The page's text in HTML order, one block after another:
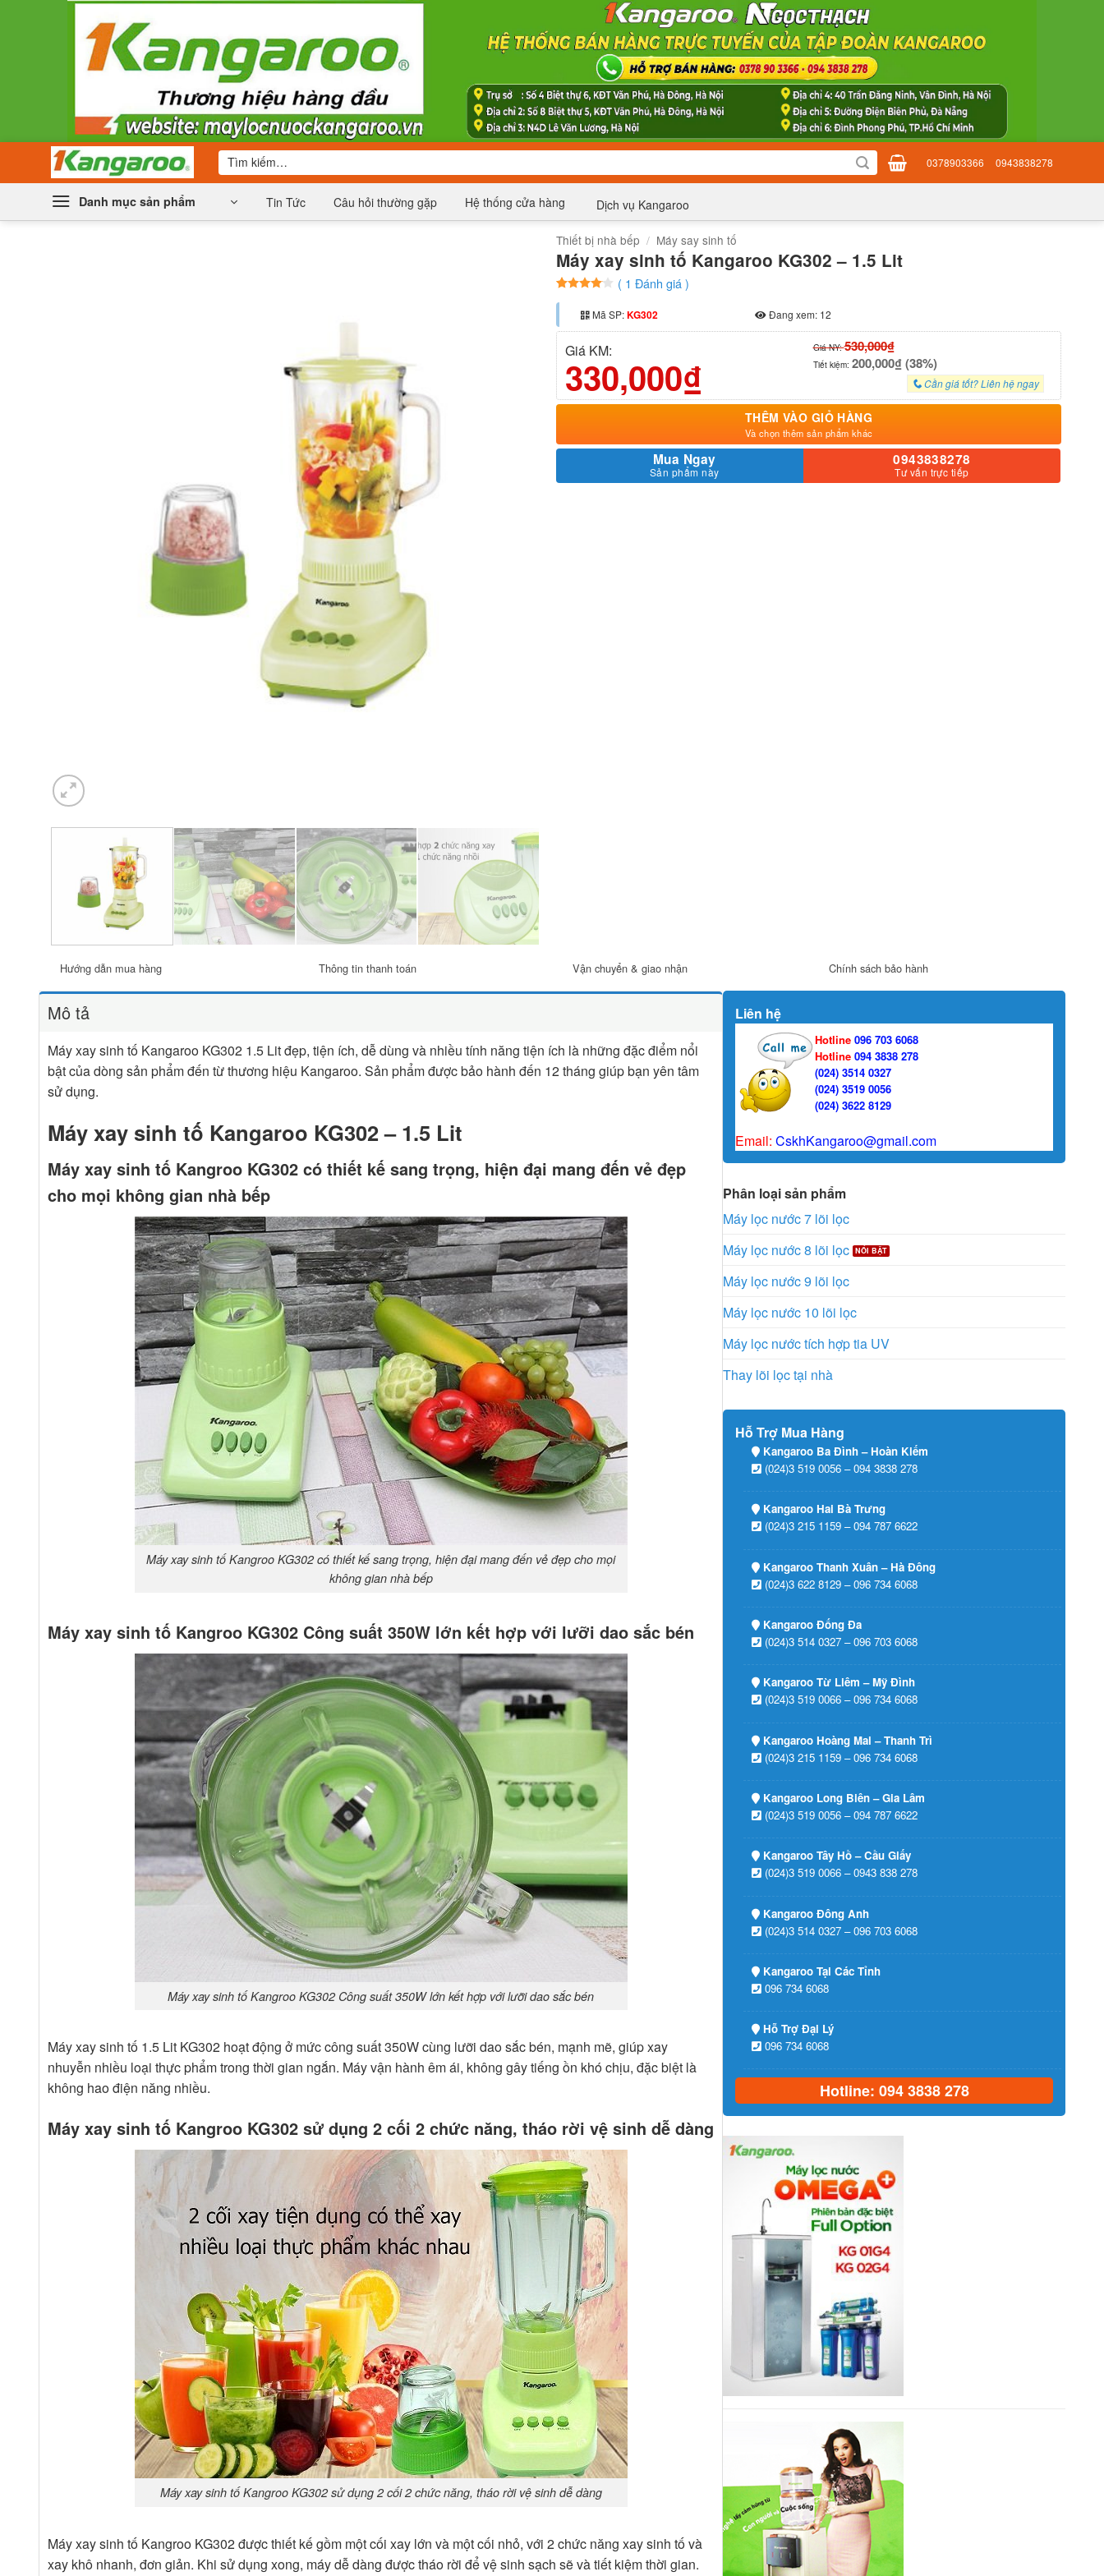
Tìm
kiếm:
0378903366 0943838278
Danh mục sản phẩm Tin Tức Câu hỏi thường gặp Hệ thống cửa hàng Dịch vụ Kangaroo
Thiết bị nhà bếp / Máy say sinh tố
Máy xay sinh tố Kangaroo KG302 – 1.5 Lit
4
dựa trên
1
đánh giá
( 1 Đánh giá )
Mã SP:KG302 Đang xem: 12
Giá KM:
330,000₫
Giá NY:530,000₫
Tiết kiệm: 200,000₫ (38%)
Cần giá tốt? Liên hệ ngay
THÊM VÀO GIỎ HÀNG
Và chọn thêm sản phẩm khác
Mua Ngay
Sản phẩm này
0943838278
Tư vấn trực tiếp
Hướng dẫn mua hàng Thông tin thanh toán Vận chuyển & giao nhận Chính sách bảo hành
Mô tả
Máy xay sinh tố Kangaroo KG302 1.5 Lit đẹp, tiện ích, dễ dùng và nhiều tính năng tiện ích là những đặc điểm nổi
bật của dòng sản phẩm đến từ thương hiệu Kangaroo. Sản phẩm được bảo hành đến 12 tháng giúp bạn yên tâm
sử dụng.
Máy xay sinh tố Kangaroo KG302 – 1.5 Lit
Máy xay sinh tố Kangroo KG302 có thiết kế sang trọng, hiện đại mang đến vẻ đẹp
cho mọi không gian nhà bếp
Máy xay sinh tố Kangroo KG302 có thiết kế sang trọng, hiện đại mang đến vẻ đẹp cho mọi
không gian nhà bếp
Máy xay sinh tố Kangroo KG302 Công suất 350W lớn kết hợp với lưỡi dao sắc bén
Máy xay sinh tố Kangroo KG302 Công suất 350W lớn kết hợp với lưỡi dao sắc bén
Máy xay sinh tố 1.5 Lit KG302 hoạt động ở mức công suất 350W cùng lưỡi dao sắc bén, mạnh mẽ, giúp xay
nhuyễn nhiều loại thực phẩm trong thời gian ngắn. Máy vận hành êm ái, không gây tiếng ồn khó chịu, đặc biệt là
không hao điện năng nhiều.
Máy xay sinh tố Kangroo KG302 sử dụng 2 cối 2 chức năng, tháo rời vệ sinh dễ dàng
Máy xay sinh tố Kangroo KG302 sử dụng 2 cối 2 chức năng, tháo rời vệ sinh dễ dàng
Máy xay sinh tố Kangroo KG302 được thiết kế gồm một cối xay lớn và một cối nhỏ, với 2 chức năng xay sinh tố và
xay khô nhanh, đơn giản. Khi sử dụng xong, máy dễ dàng được tháo rời để vệ sinh sạch sẽ và tiết kiệm thời gian.
Liên hệ
Hotline096 703 6068
Hotline094 3838 278
(024) 3514 0327
(024) 3519 0056
(024) 3622 8129
Email: CskhKangaroo@gmail.com
Phân loại sản phẩm
Máy lọc nước 7 lõi lọc
Máy lọc nước 8 lõi lọc
Máy lọc nước 9 lõi lọc
Máy lọc nước 10 lõi lọc
Máy lọc nước tích hợp tia UV
Thay lõi lọc tại nhà
Hỗ Trợ Mua Hàng
Kangaroo Ba Đình – Hoàn Kiếm
(024)3 519 0056 – 094 3838 278
Kangaroo Hai Bà Trưng
(024)3 215 1159 – 094 787 6622
Kangaroo Thanh Xuân – Hà Đông
(024)3 622 8129 – 096 734 6068
Kangaroo Đống Đa
(024)3 514 0327 – 096 703 6068
Kangaroo Từ Liêm – Mỹ Đình
(024)3 519 0066 – 096 734 6068
Kangaroo Hoàng Mai – Thanh Trì
(024)3 215 1159 – 096 734 6068
Kangaroo Long Biên – Gia Lâm
(024)3 519 0056 – 094 787 6622
Kangaroo Tây Hồ – Cầu Giấy
(024)3 519 0066 – 0943 838 278
Kangaroo Đông Anh
(024)3 514 0327 – 096 703 6068
Kangaroo Tại Các Tỉnh
096 734 6068
Hỗ Trợ Đại Lý
096 734 6068
Hotline: 094 3838 278